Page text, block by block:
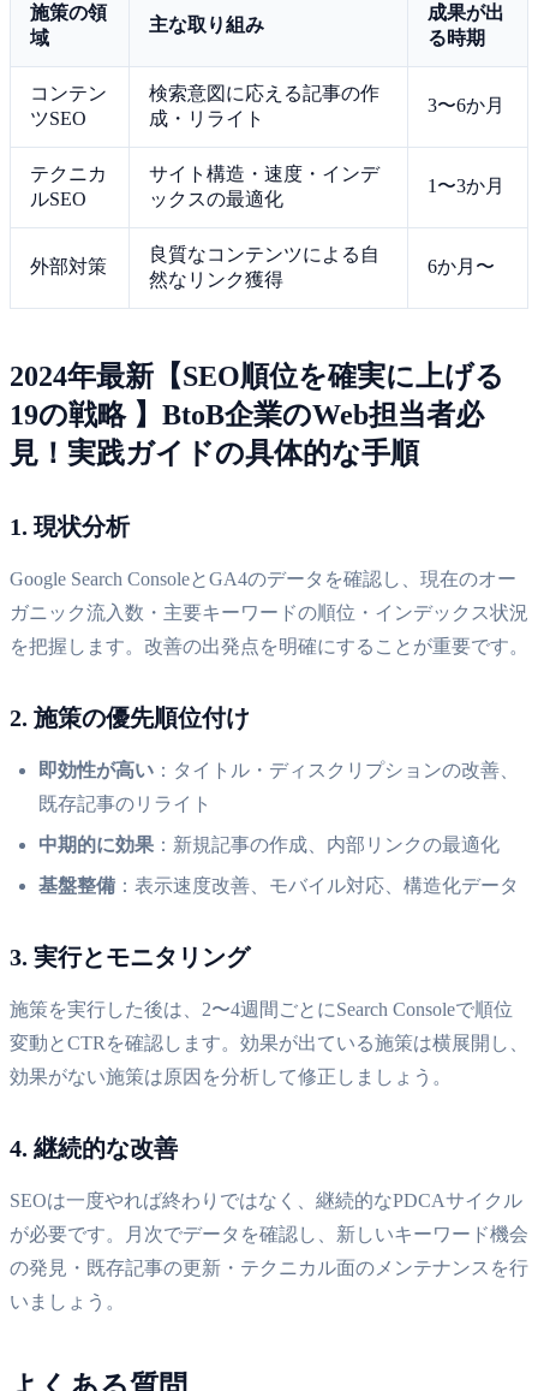
施策の領
域
主な取り組み
成果が出
る時期
コンテン
ツSEO
検索意図に応える記事の作
成・リライト
3〜6か月
テクニカ
ルSEO
サイト構造・速度・インデ
ックスの最適化
1〜3か月
外部対策
良質なコンテンツによる自
然なリンク獲得
6か月〜
2024年最新【SEO順位を確実に上げる
19の戦略 】BtoB企業のWeb担当者必
見！実践ガイドの具体的な手順
1. 現状分析
Google Search ConsoleとGA4のデータを確認し、現在のオー
ガニック流入数・主要キーワードの順位・インデックス状況
を把握します。改善の出発点を明確にすることが重要です。
2. 施策の優先順位付け
即効性が高い ：タイトル・ディスクリプションの改善、
既存記事のリライト
中期的に効果 ：新規記事の作成、内部リンクの最適化
基盤整備 ：表示速度改善、モバイル対応、構造化データ
3. 実行とモニタリング
施策を実行した後は、2〜4週間ごとにSearch Consoleで順位
変動とCTRを確認します。効果が出ている施策は横展開し、
効果がない施策は原因を分析して修正しましょう。
4. 継続的な改善
SEOは一度やれば終わりではなく、継続的なPDCAサイクル
が必要です。月次でデータを確認し、新しいキーワード機会
の発見・既存記事の更新・テクニカル面のメンテナンスを行
いましょう。